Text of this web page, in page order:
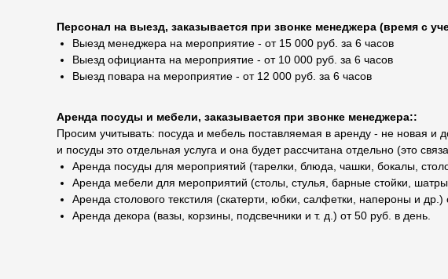
Персонал на выезд, заказывается при звонке менеджера (время с
Выезд менеджера на мероприятие - от 15 000 руб. за 6 часов
Выезд официанта на мероприятие - от 10 000 руб. за 6 часов
Выезд повара на мероприятие - от 12 000 руб. за 6 часов
Аренда посуды и мебели, заказывается при звонке менеджера::
Просим учитывать: посуда и мебель поставляемая в аренду - не новая и
и посуды это отдельная услуга и она будет рассчитана отдельно (это
Аренда посуды для мероприятий (тарелки, блюда, чашки, бокалы,
Аренда мебели для мероприятий (столы, стулья, барные стойки,
Аренда столового текстиля (скатерти, юбки, салфетки, напероны и др.)
Аренда декора (вазы, корзины, подсвечники и т. д.) от 50 руб. в день.